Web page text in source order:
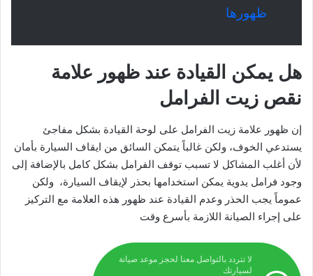
ظهورها
هل يمكن القيادة عند ظهور علامة
نقص زيت الفرامل
إن ظهور علامة زيت الفرامل على لوحة القيادة بشكل مفاجئ
يستدعي الخوف، ولكن غالباً يتمكن السائق من ايقاف السيارة بأمان
لأن أغلب المشاكل لا تسبب توقف الفرامل بشكل كامل بالإضافة إلى
وجود فرامل يدوية يمكن استخدامها بحذر لإيقاف السيارة، ولكن
عموماً يجب الحذر وعدم القيادة عند ظهور هذه العلامة مع التركيز
على إجراء الصيانة اللازمة بأسرع وقت
لا تتردد بالتواصل معنا لحجز موعد صيانة
لسيارتك